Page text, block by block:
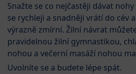
Snažte se co nejčastěji dávat
se rychleji a snadněji vrátí do cév
výrazně zmírní. Žilní návrat
pravidelnou žilní gymnastikou,
nohou a večerní masáží nohou
Uvolníte se a budete lépe spát.